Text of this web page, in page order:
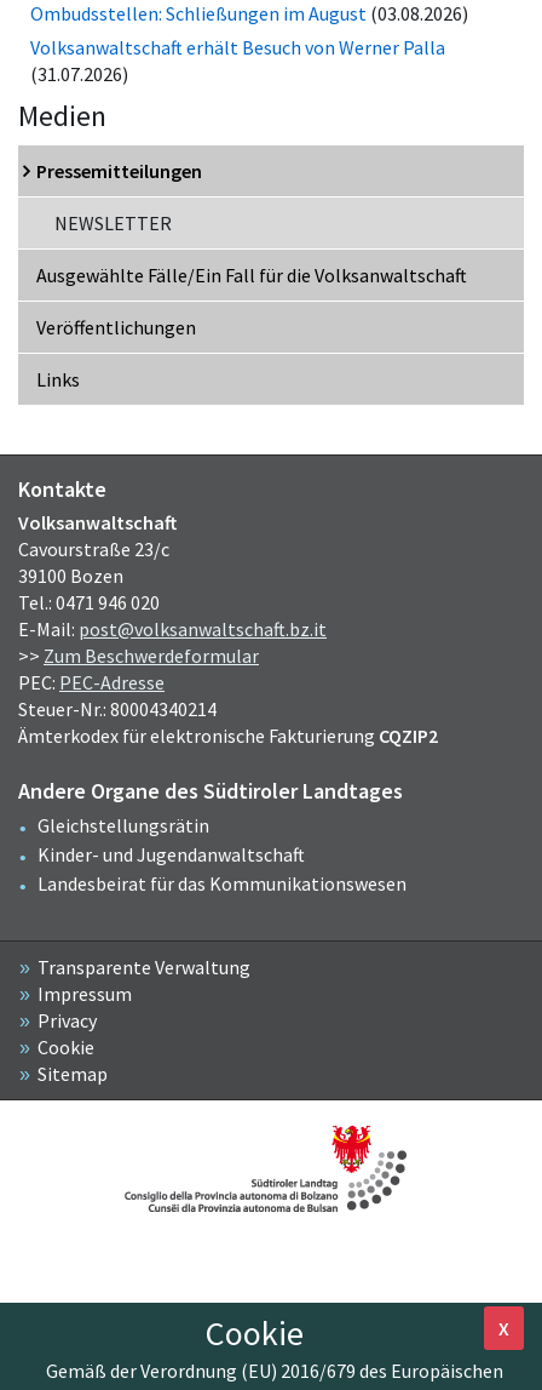
Ombudsstellen: Schließungen im August (03.08.2026)
Volksanwaltschaft erhält Besuch von Werner Palla
(31.07.2026)
Medien
Pressemitteilungen
NEWSLETTER
Ausgewählte Fälle/Ein Fall für die Volksanwaltschaft
Veröffentlichungen
Links
Kontakte
Volksanwaltschaft
Cavourstraße 23/c
39100 Bozen
Tel.: 0471 946 020
E-Mail: post@volksanwaltschaft.bz.it
>> Zum Beschwerdeformular
PEC: PEC-Adresse
Steuer-Nr.: 80004340214
Ämterkodex für elektronische Fakturierung CQZIP2
Andere Organe des Südtiroler Landtages
Gleichstellungsrätin
Kinder- und Jugendanwaltschaft
Landesbeirat für das Kommunikationswesen
Transparente Verwaltung
Impressum
Privacy
Cookie
Sitemap
X
Cookie
Gemäß der Verordnung (EU) 2016/679 des Europäischen